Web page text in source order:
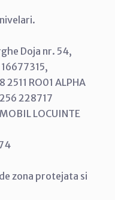
Doja nr. 54,
2511 RO01 ALPHA
228717
LOCUINTE
zona protejata si